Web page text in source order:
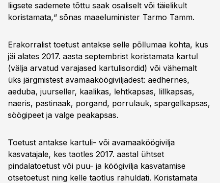
liigsete sademete tõttu saak osaliselt või täielikult
koristamata,“ sõnas maaeluminister Tarmo Tamm.
Erakorralist toetust antakse selle põllumaa kohta, kus
jäi alates 2017. aasta septembrist koristamata kartul
(välja arvatud varajased kartulisordid) või vähemalt
üks järgmistest avamaaköögiviljadest: aedhernes,
aeduba, juurseller, kaalikas, lehtkapsas, lillkapsas,
naeris, pastinaak, porgand, porrulauk, spargelkapsas,
söögipeet ja valge peakapsas.
Toetust antakse kartuli- või avamaaköögivilja
kasvatajale, kes taotles 2017. aastal ühtset
pindalatoetust või puu- ja köögivilja kasvatamise
otsetoetust ning kelle taotlus rahuldati. Koristamata